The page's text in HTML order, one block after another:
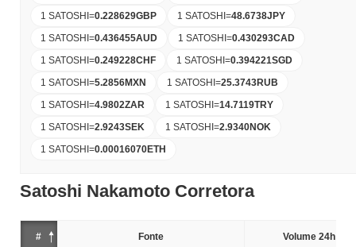
1 SATOSHI=0.228629GBP 1 SATOSHI=48.6738JPY
1 SATOSHI=0.436455AUD 1 SATOSHI=0.430293CAD
1 SATOSHI=0.249228CHF 1 SATOSHI=0.394221SGD
1 SATOSHI=5.2856MXN 1 SATOSHI=25.3743RUB
1 SATOSHI=4.9802ZAR 1 SATOSHI=14.7119TRY
1 SATOSHI=2.9243SEK 1 SATOSHI=2.9340NOK
1 SATOSHI=0.00016070ETH
Satoshi Nakamoto Corretora
# Fonte Volume 24h (%)